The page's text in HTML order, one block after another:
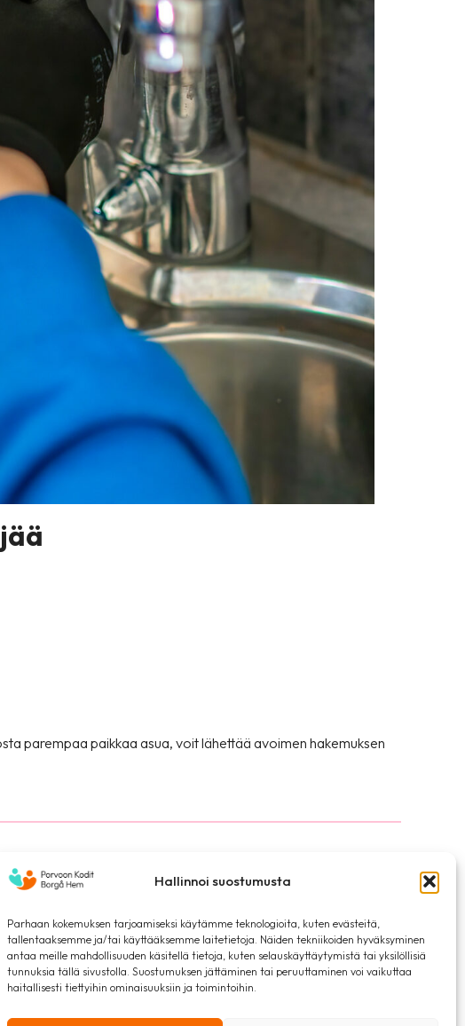
Hallinnoi suostumusta
Parhaan kokemuksen tarjoamiseksi käytämme teknologioita, kuten evästeitä,
tallentaaksemme ja/tai käyttääksemme laitetietoja. Näiden tekniikoiden hyväksyminen
antaa meille mahdollisuuden käsitellä tietoja, kuten selauskäyttäytymistä tai yksilöllisiä
tunnuksia tällä sivustolla. Suostumuksen jättäminen tai peruuttaminen voi vaikuttaa
haitallisesti tiettyihin ominaisuuksiin ja toimintoihin.
parempaa paikkaa asua, voit lähettää avoimen hakemuksen